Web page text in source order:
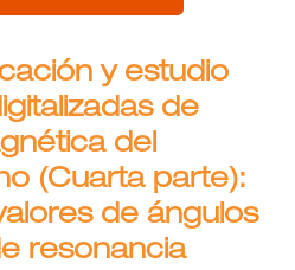
y estudio
de
del
(Cuarta parte):
de ángulos
resonancia